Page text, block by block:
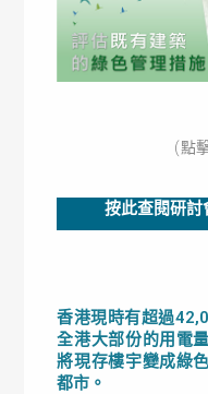
(點
按此查閱研
香港現時有超過
全港大部份的用電
將現存樓宇變成綠
都市。